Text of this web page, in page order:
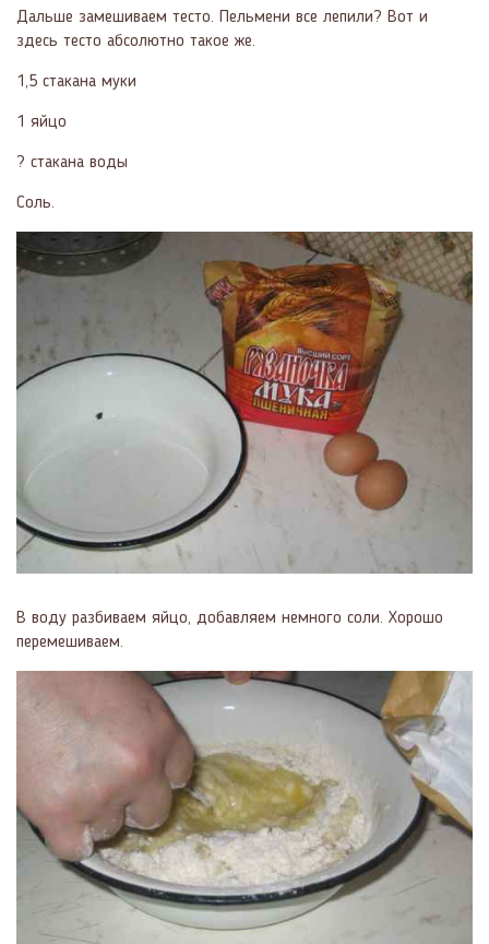
Дальше замешиваем тесто. Пельмени все лепили? Вот и
здесь тесто абсолютно такое же.
1,5 стакана муки
1 яйцо
? стакана воды
Соль.
В воду разбиваем яйцо, добавляем немного соли. Хорошо
перемешиваем.